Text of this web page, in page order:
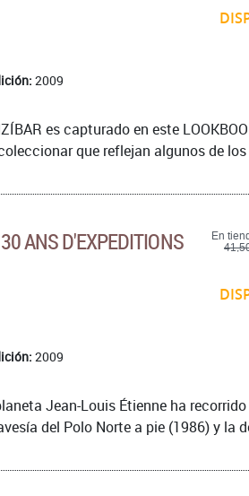
2009
es capturado en este
que reflejan algunos de
ANS D'EXPEDITIONS
2009
En
Jean-Louis Étienne ha
del Polo Norte a pie (1986) y la